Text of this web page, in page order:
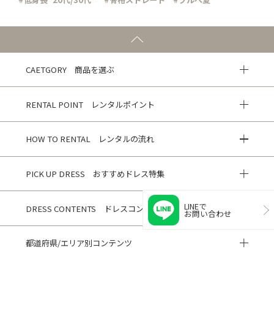
CAETGORY 商品を選ぶ
RENTAL POINT レンタルポイント
HOW TO RENTAL レンタルの流れ
PICK UP DRESS おすすめドレス特集
DRESS CONTENTS ドレスコンテンツ
都道府県/エリア別コンテンツ
LINEで
お問い合わせ